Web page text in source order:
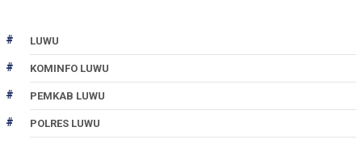
LUWU
KOMINFO LUWU
PEMKAB LUWU
POLRES LUWU